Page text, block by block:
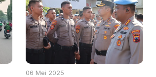
06 Mei 2025